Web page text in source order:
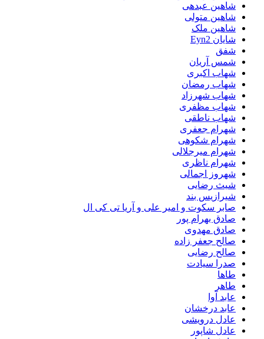
شاهین عبدهی
شاهین متولی
شاهین ملک
شایان Eyn2
شفق
شمس آریان
شهاب اکبری
شهاب رمضان
شهاب شهرزاد
شهاب مظفری
شهاب ناطقی
شهرام جعفری
شهرام شکوهی
شهرام میرجلالی
شهرام ناظری
شهروز اجمالی
شیث رضایی
شیرازیس بند
صابر سکوت و امیر علی و آریا تی کی ال
صادق بهرام پور
صادق مهدوی
صالح جعفر زاده
صالح رضایی
صدرا سیادت
طاها
طاهر
عابد آوا
عابد درخشان
عادل درویشی
عادل شاپور